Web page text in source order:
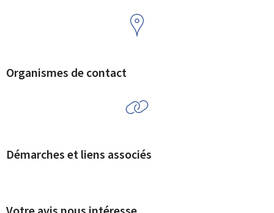
Organismes de contact
Démarches et liens associés